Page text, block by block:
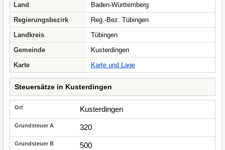
Land
Baden-Württemberg
Regierungsbezirk
Reg.-Bez. Tübingen
Landkreis
Tübingen
Gemeinde
Kusterdingen
Karte
Karte und Lage
Steuersätze in Kusterdingen
Kusterdingen
320
500